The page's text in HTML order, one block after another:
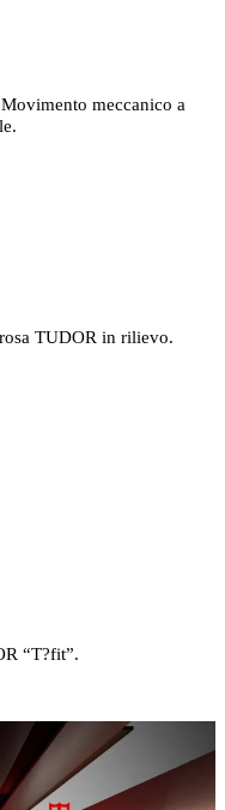
meccanico a
TUDOR in rilievo.
“T?fit”.